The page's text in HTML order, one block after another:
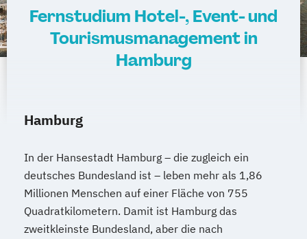
Fernstudium Hotel-, Event- und
Tourismusmanagement in
Hamburg
Hamburg
In der Hansestadt Hamburg – die zugleich ein
deutsches Bundesland ist – leben mehr als 1,86
Millionen Menschen auf einer Fläche von 755
Quadratkilometern. Damit ist Hamburg das
zweitkleinste Bundesland, aber die nach